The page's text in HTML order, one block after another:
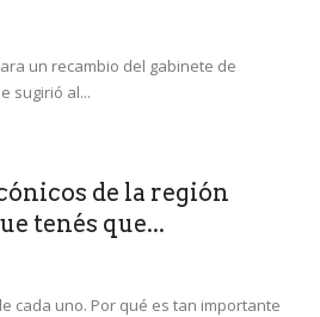
un recambio del gabinete de
sugirió al...
de la región
tenés que...
cada uno. Por qué es tan importante